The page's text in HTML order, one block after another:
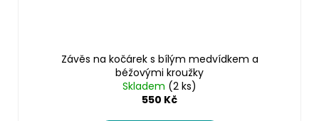
Závěs na kočárek s bílým medvídkem a
béžovými kroužky
Skladem (2 ks)
550 Kč